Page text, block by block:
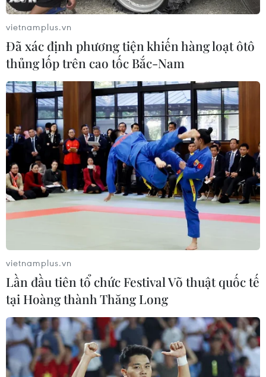
Hiện vật tại Bảo tàng Anh hư hại vì thiếu
"hơi thở của du khách"
23/08/2020 23:56
Hơi thở của khách tham quan sẽ giúp cho các tác phẩm
nghệ thuật tồn tại, nếu không có nó, những mảnh gỗ
hoặc xương có thể bị nứt, mốc, hoặc khô do không khí.
vietnamplus.vn
Đã xác định phương tiện khiến hàng loạt ôtô
thủng lốp trên cao tốc Bắc-Nam
vietnamplus.vn
Lần đầu tiên tổ chức Festival Võ thuật quốc tế
tại Hoàng thành Thăng Long